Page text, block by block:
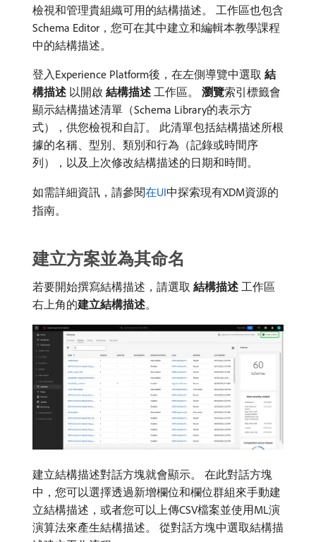
檢視和管理貴組織可用的結構描述。 工作區也包含
Schema Editor，您可在其中建立和編輯本教學課程
中的結構描述。
登入Experience Platform後，在左側導覽中選取​ 結
構描述 ​以開啟​ 結構描述 ​工作區。 瀏覽​索引標籤會
顯示結構描述清單（Schema Library的表示方
式），供您檢視和自訂。 此清單包括結構描述所根
據的名稱、型別、類別和行為（記錄或時間序
列），以及上次修改結構描述的日期和時間。
如需詳細資訊，請參閱在UI中探索現有XDM資源的
指南。
建立方案並為其命名
若要開始撰寫結構描述，請選取​ 結構描述 ​工作區
右上角的​建立結構描述。
建立結構描述對話方塊就會顯示。 在此對話方塊
中，您可以選擇透過新增欄位和欄位群組來手動建
立結構描述，或者您可以上傳CSV檔案並使用ML演
演算法來產生結構描述。 從對話方塊中選取結構描